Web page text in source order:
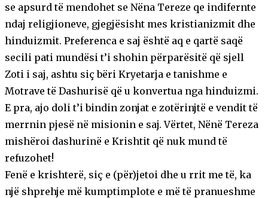
se apsurd të mendohet se Nëna Tereze qe indifernte
ndaj religjioneve, gjegjësisht mes kristianizmit dhe
hinduizmit. Preferenca e saj është aq e qartë saqë
secili pati mundësi t’i shohin përparësitë që sjell
Zoti i saj, ashtu siç bëri Kryetarja e tanishme e
Motrave të Dashurisë që u konvertua nga hinduizmi.
E pra, ajo doli t’i bindin zonjat e zotërinjtë e vendit të
merrnin pjesë në misionin e saj. Vërtet, Nënë Tereza
mishëroi dashurinë e Krishtit që nuk mund të
refuzohet!
Fenë e krishterë, siç e (për)jetoi dhe u rrit me të, ka
një shprehje më kumptimplote e më të pranueshme